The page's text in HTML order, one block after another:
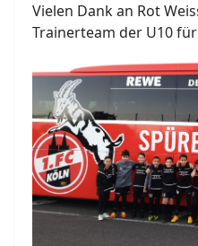
Vielen Dank an Rot
Trainerteam der U10